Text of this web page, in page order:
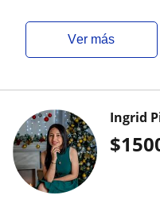
ver más
$
Ingrid